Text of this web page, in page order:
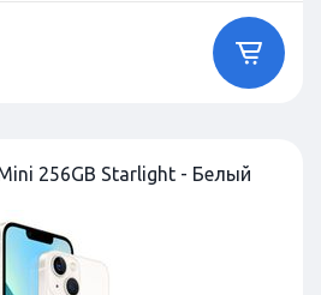
256GB Starlight - Белый